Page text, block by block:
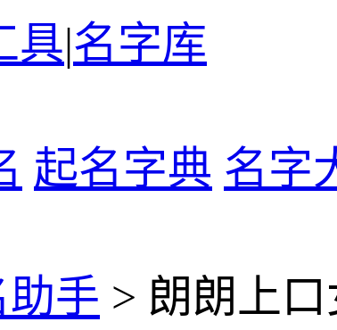
具|名字库
起名字典 名字
手 > 朗朗上